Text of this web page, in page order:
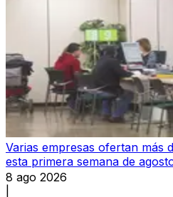
Varias empresas ofertan más
esta primera semana de
8 ago 2026